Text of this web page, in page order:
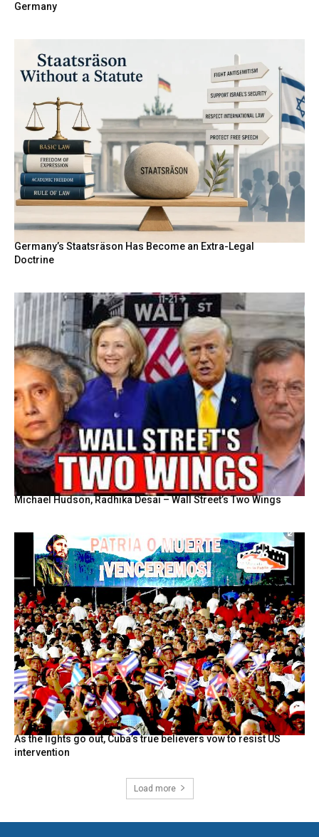
Germany
Germany’s Staatsräson Has Become an Extra-Legal
Doctrine
Michael Hudson, Radhika Desai – Wall Street’s Two Wings
As the lights go out, Cuba’s true believers vow to resist US
intervention
Load more